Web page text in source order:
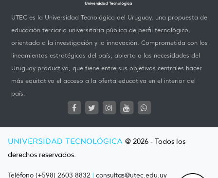
UTEC es la Universidad Tecnológica del Uruguay, una propuesta de
educación terciaria universitaria pública de perfil tecnológico,
orientada a la investigación y la innovación. Comprometida con los
lineamientos estratégicos del país, abierta a las necesidades del
Uruguay productivo, que tiene entre sus objetivos centrales hacer
más equitativo el acceso a la oferta educativa en el interior del
país.
UNIVERSIDAD TECNOLÓGICA @ 2026 - Todos los
derechos reservados.
Teléfono (+598) 2603 8832 | consultas@utec.edu.uy